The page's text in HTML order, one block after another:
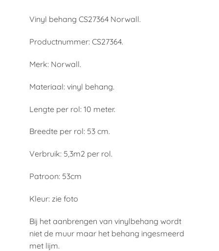
Vinyl behang CS27364 Norwall.
Productnummer: CS27364.
Merk: Norwall.
Materiaal: vinyl behang.
Lengte per rol: 10 meter.
Breedte per rol: 53 cm.
Verbruik: 5,3m2 per rol.
Patroon: 53cm
Kleur: zie foto
Bij het aanbrengen van vinylbehang wordt
niet de muur maar het behang ingesmeerd
met lijm.